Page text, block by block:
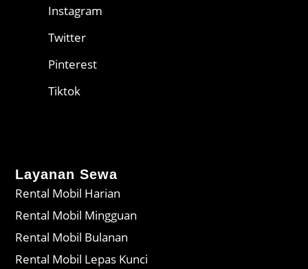
Instagram
Twitter
Pinterest
Tiktok
Layanan Sewa
Rental Mobil Harian
Rental Mobil Mingguan
Rental Mobil Bulanan
Rental Mobil Lepas Kunci